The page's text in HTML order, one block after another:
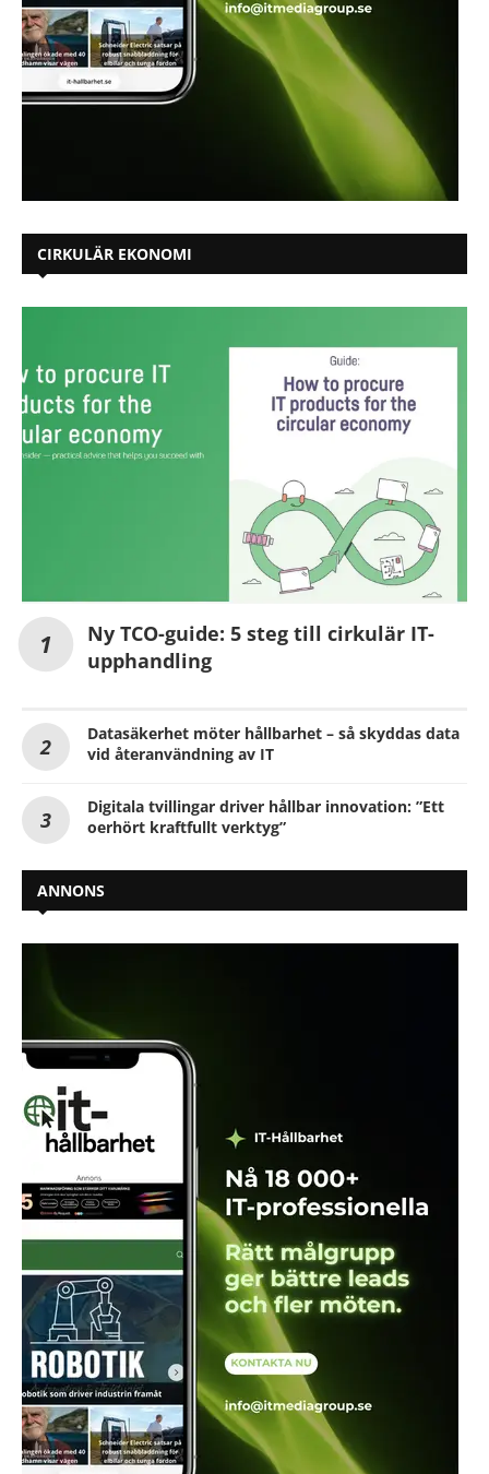
CIRKULÄR EKONOMI
Ny TCO-guide: 5 steg till cirkulär IT-
upphandling
Datasäkerhet möter hållbarhet – så skyddas data
vid återanvändning av IT
Digitala tvillingar driver hållbar innovation: ”Ett
oerhört kraftfullt verktyg”
ANNONS